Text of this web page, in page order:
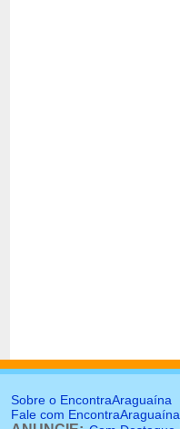
Sobre o EncontraAraguaína
Fale com EncontraAraguaína